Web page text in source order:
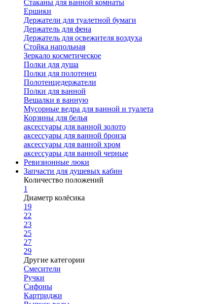
Стаканы для ванной комнаты
Ершики
Держатели для туалетной бумаги
Держатель для фена
Держатель для освежителя воздуха
Стойка напольная
Зеркало косметическое
Полки для душа
Полки для полотенец
Полотенцедержатели
Полки для ванной
Вешалки в ванную
Мусорные ведра для ванной и туалета
Корзины для белья
аксессуары для ванной золото
аксессуары для ванной бронза
аксессуары для ванной хром
аксессуары для ванной черные
Ревизионные люки
Запчасти для душевых кабин
Количество положений
1
Диаметр колёсика
19
22
23
25
27
29
Другие категории
Смесители
Ручки
Сифоны
Картриджи